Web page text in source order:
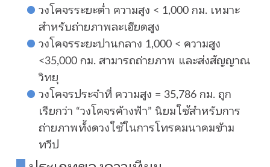
วงโคจรระยะต่ำ ความสูง < 1,000 กม. เหมาะ
สำหรับถ่ายภาพละเอียดสูง
วงโคจรระยะปานกลาง 1,000 < ความสูง
<35,000 กม. สามารถถ่ายภาพ และส่งสัญญาณ
วิทยุ
วงโคจรประจำที่ ความสูง = 35,786 กม. ถูก
เรียกว่า “วงโคจรค้างฟ้า” นิยมใช้สำหรับการ
ถ่ายภาพทั้งดวงใช้ในการโทรคมนาคมข้าม
ทวีป